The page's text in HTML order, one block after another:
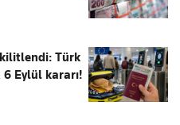
kilitlendi: Türk
Eylül kararı!